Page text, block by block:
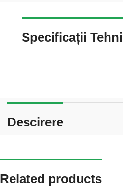
Specificații
Descirere
Related products